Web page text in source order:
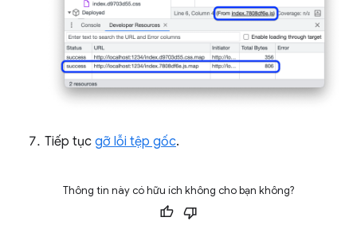
Tiếp tục gỡ lỗi tệp gốc.
Thông tin này có hữu ích không cho bạn không?